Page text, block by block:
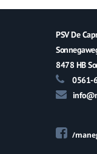
PSV De
8478 HB
0561-
/